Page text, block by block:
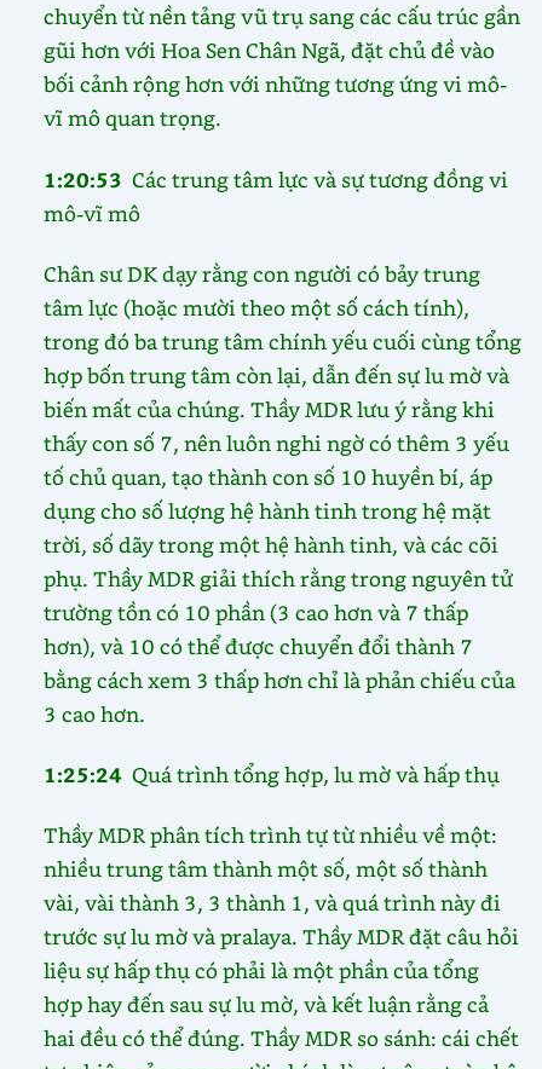
chuyển từ nền tảng vũ trụ sang các cấu trúc gần
gũi hơn với Hoa Sen Chân Ngã, đặt chủ đề vào
bối cảnh rộng hơn với những tương ứng vi mô-
vĩ mô quan trọng.
1:20:53Các trung tâm lực và sự tương đồng vi
mô-vĩ mô
Chân sư DK dạy rằng con người có bảy trung
tâm lực (hoặc mười theo một số cách tính),
trong đó ba trung tâm chính yếu cuối cùng tổng
hợp bốn trung tâm còn lại, dẫn đến sự lu mờ và
biến mất của chúng. Thầy MDR lưu ý rằng khi
thấy con số 7, nên luôn nghi ngờ có thêm 3 yếu
tố chủ quan, tạo thành con số 10 huyền bí, áp
dụng cho số lượng hệ hành tinh trong hệ mặt
trời, số dãy trong một hệ hành tinh, và các cõi
phụ. Thầy MDR giải thích rằng trong nguyên tử
trường tồn có 10 phần (3 cao hơn và 7 thấp
hơn), và 10 có thể được chuyển đổi thành 7
bằng cách xem 3 thấp hơn chỉ là phản chiếu của
3 cao hơn.
1:25:24Quá trình tổng hợp, lu mờ và hấp thụ
Thầy MDR phân tích trình tự từ nhiều về một:
nhiều trung tâm thành một số, một số thành
vài, vài thành 3, 3 thành 1, và quá trình này đi
trước sự lu mờ và pralaya. Thầy MDR đặt câu hỏi
liệu sự hấp thụ có phải là một phần của tổng
hợp hay đến sau sự lu mờ, và kết luận rằng cả
hai đều có thể đúng. Thầy MDR so sánh: cái chết